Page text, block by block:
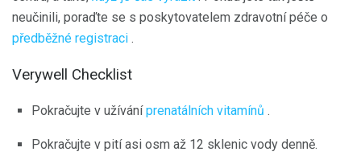
neučinili, poraďte se s poskytovatelem zdravotní péče o
předběžné registraci .
Verywell Checklist
Pokračujte v užíváníprenatálních vitamínů .
Pokračujte v pití asi osm až 12 sklenic vody denně.